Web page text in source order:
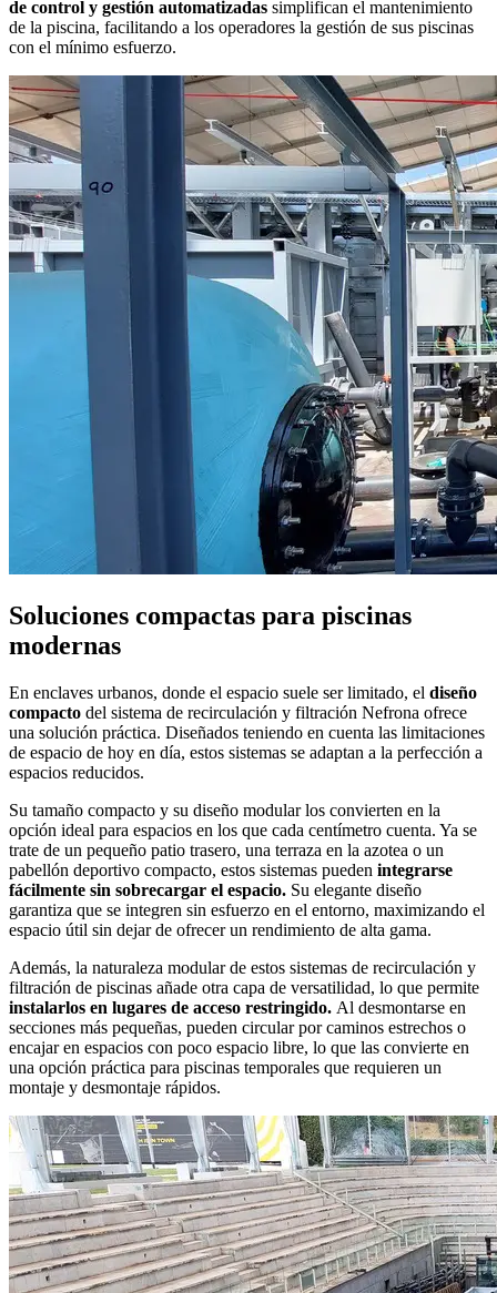
de control y gestión automatizadas simplifican el mantenimiento
de la piscina, facilitando a los operadores la gestión de sus piscinas
con el mínimo esfuerzo.
Soluciones compactas para piscinas
modernas
En enclaves urbanos, donde el espacio suele ser limitado, el diseño
compacto del sistema de recirculación y filtración Nefrona ofrece
una solución práctica. Diseñados teniendo en cuenta las limitaciones
de espacio de hoy en día, estos sistemas se adaptan a la perfección a
espacios reducidos.
Su tamaño compacto y su diseño modular los convierten en la
opción ideal para espacios en los que cada centímetro cuenta. Ya se
trate de un pequeño patio trasero, una terraza en la azotea o un
pabellón deportivo compacto, estos sistemas pueden integrarse
fácilmente sin sobrecargar el espacio. Su elegante diseño
garantiza que se integren sin esfuerzo en el entorno, maximizando el
espacio útil sin dejar de ofrecer un rendimiento de alta gama.
Además, la naturaleza modular de estos sistemas de recirculación y
filtración de piscinas añade otra capa de versatilidad, lo que permite
instalarlos en lugares de acceso restringido. Al desmontarse en
secciones más pequeñas, pueden circular por caminos estrechos o
encajar en espacios con poco espacio libre, lo que las convierte en
una opción práctica para piscinas temporales que requieren un
montaje y desmontaje rápidos.